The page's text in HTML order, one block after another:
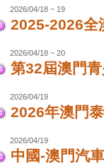
2026/04/18 ~ 19
2025-2026全
2026/04/18 ~ 20
第32屆澳門
2026/04/19
2026年澳門
2026/04/19
中國-澳門汽